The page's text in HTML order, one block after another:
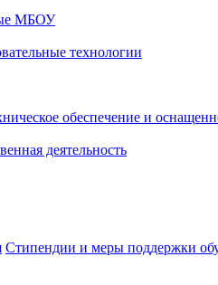
МБОУ
технологии
обеспечение и
деятельность
Стипендии и меры поддержки